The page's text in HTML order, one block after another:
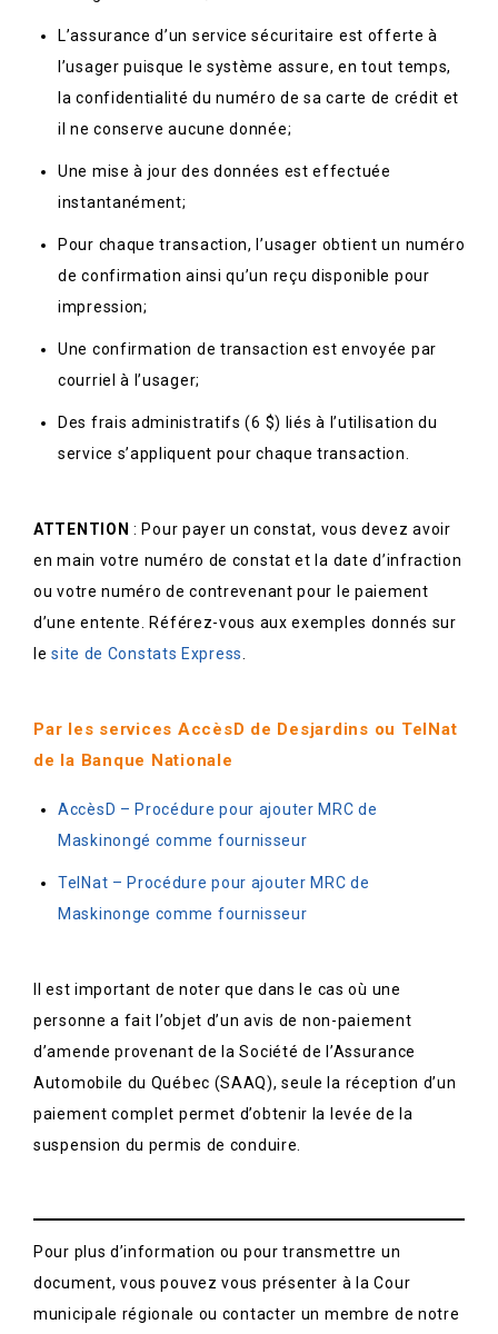
L’assurance d’un service sécuritaire est offerte à
l’usager puisque le système assure, en tout temps,
la confidentialité du numéro de sa carte de crédit et
il ne conserve aucune donnée;
Une mise à jour des données est effectuée
instantanément;
Pour chaque transaction, l’usager obtient un numéro
de confirmation ainsi qu’un reçu disponible pour
impression;
Une confirmation de transaction est envoyée par
courriel à l’usager;
Des frais administratifs (6 $) liés à l’utilisation du
service s’appliquent pour chaque transaction.
ATTENTION : Pour payer un constat, vous devez avoir
en main votre numéro de constat et la date d’infraction
ou votre numéro de contrevenant pour le paiement
d’une entente. Référez-vous aux exemples donnés sur
lesite de Constats Express
Par les services AccèsD de Desjardins ou TelNat
de la Banque Nationale
AccèsD – Procédure pour ajouter MRC de
Maskinongé comme fournisseur
TelNat – Procédure pour ajouter MRC de
Maskinonge comme fournisseur
Il est important de noter que dans le cas où une
personne a fait l’objet d’un avis de non-paiement
d’amende provenant de la Société de l’Assurance
Automobile du Québec (SAAQ), seule la réception d’un
paiement complet permet d’obtenir la levée de la
suspension du permis de conduire.
Pour plus d’information ou pour transmettre un
document, vous pouvez vous présenter à la Cour
municipale régionale ou contacter un membre de notre